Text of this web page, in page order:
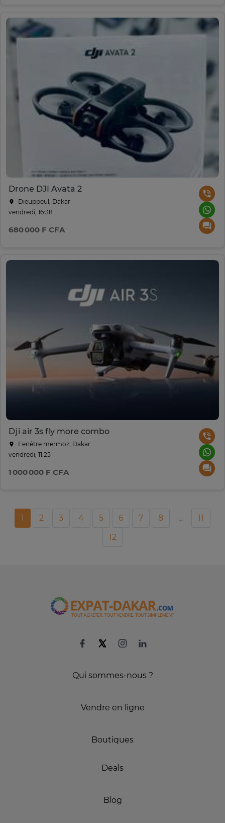
Drone DJI Avata 2
Dieuppeul, Dakar
vendredi, 16:38
680 000 F CFA
Dji air 3s fly more combo
Fenêtre mermoz, Dakar
vendredi, 11:25
1 000 000 F CFA
1 2 3 4 5 6 7 8 ...
11
12
Qui sommes-nous ?
Vendre en ligne
Boutiques
Deals
Blog